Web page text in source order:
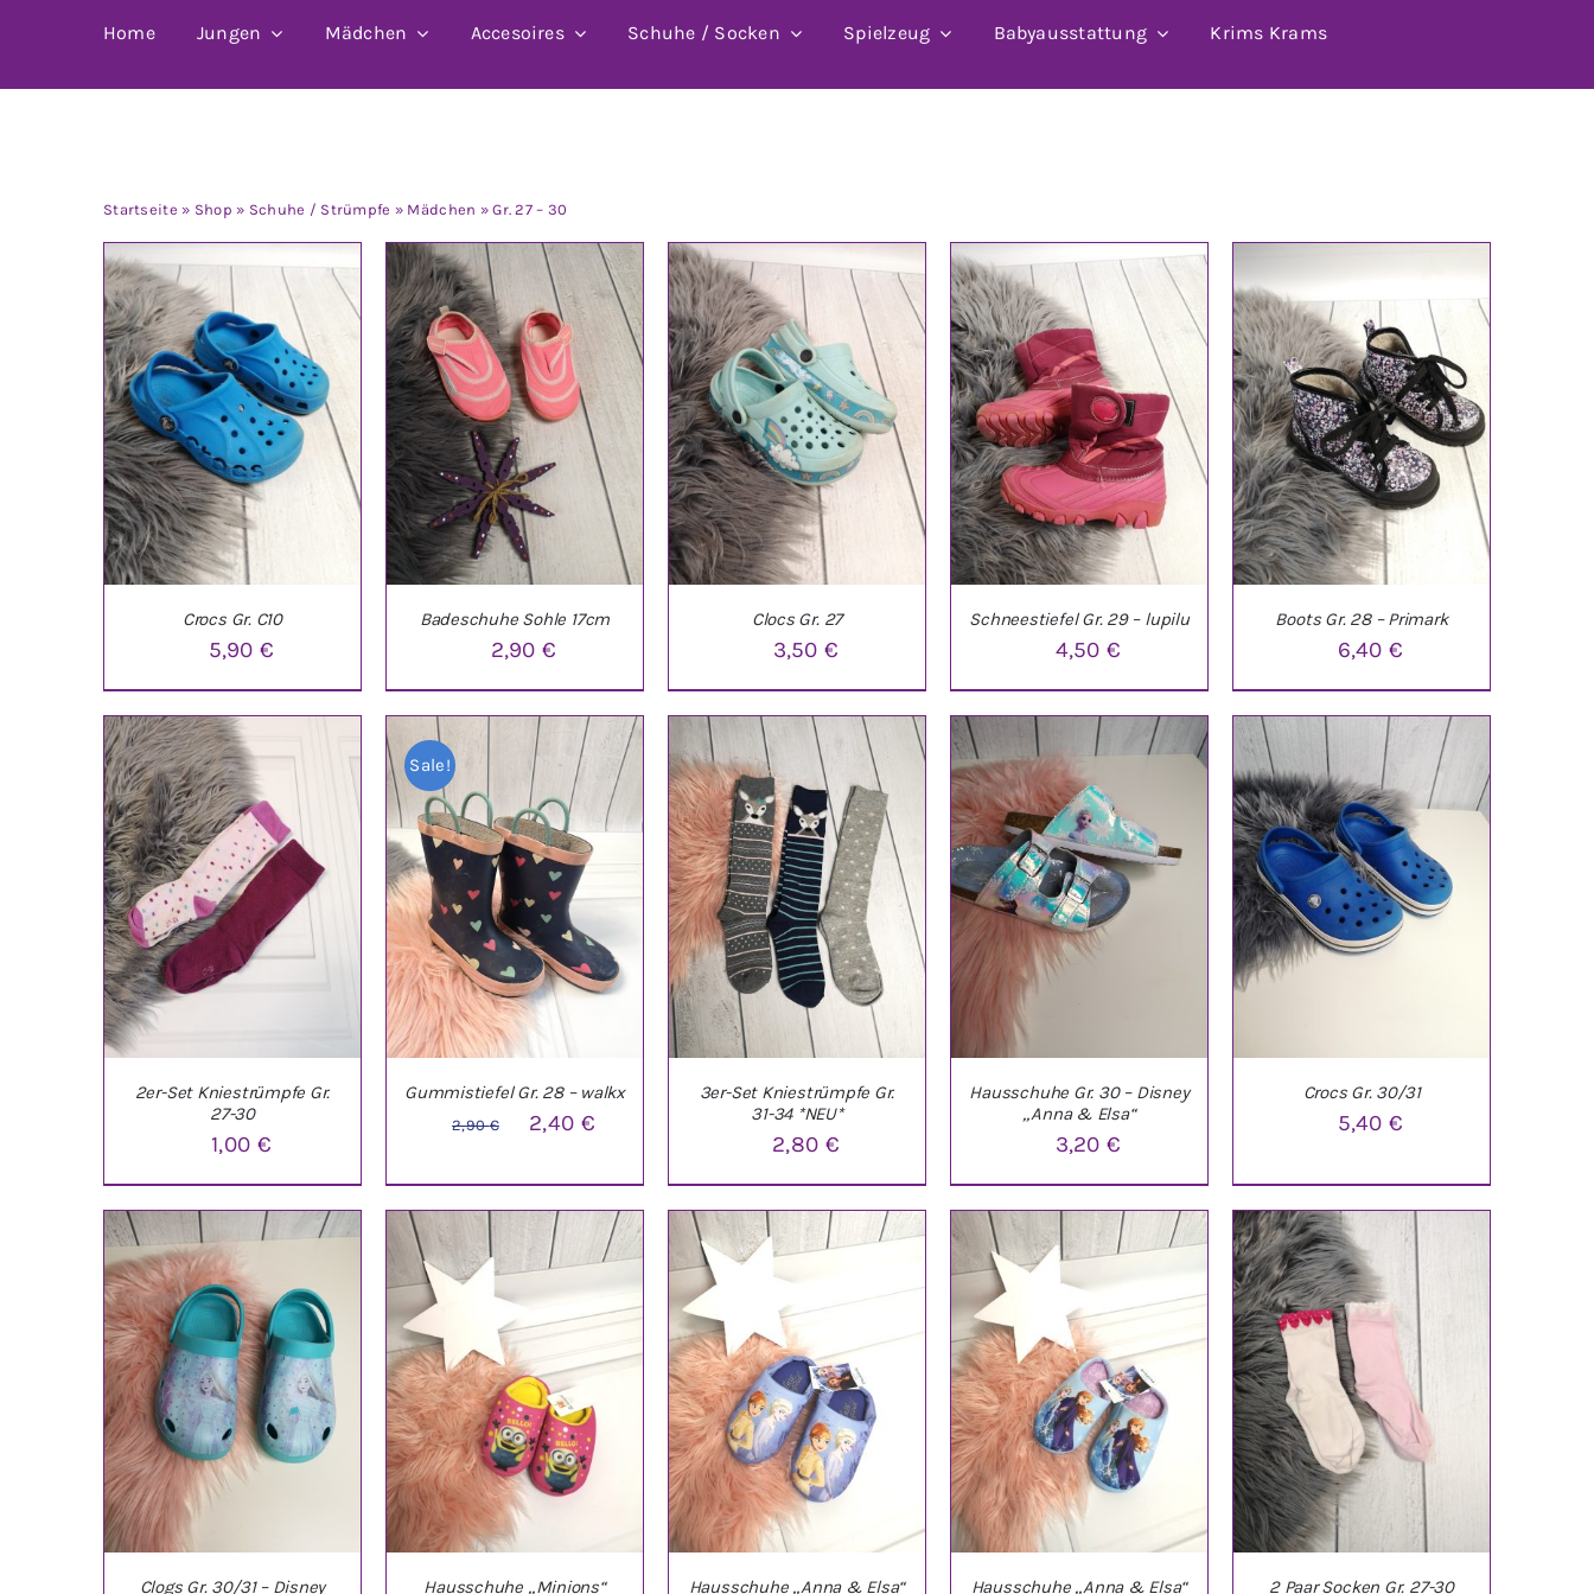
Home Jungen Mädchen Accesoires Schuhe / Socken Spielzeug Babyausstattung Krims Krams
Startseite » Shop » Schuhe / Strümpfe » Mädchen »Gr. 27 – 30
IN DEN WARENKORB
DETAILS
Crocs Gr. C10
5,90€
IN DEN WARENKORB
DETAILS
Badeschuhe Sohle 17cm
2,90€
IN DEN WARENKORB
/
DETAILS
Clocs Gr. 27
3,50€
IN DEN WARENKORB
/
DETAILS
Schneestiefel Gr. 29 – lupilu
4,50€
IN DEN WARENKORB
/
DETAILS
Boots Gr. 28 – Primark
6,40€
IN DEN WARENKORB
DETAILS
2er-Set Kniestrümpfe Gr.
27-30
1,00 €
Sale!
IN DEN WARENKORB
DETAILS
Gummistiefel Gr. 28 – walkx
2,90€
Ursprünglicher
war:
2,90 €
2,40 €Aktueller
ist:
2,40 €.
IN DEN WARENKORB
DETAILS
3er-Set Kniestrümpfe Gr.
31-34 *NEU*
2,80 €
IN DEN WARENKORB
DETAILS
Hausschuhe Gr. 30 – Disney
„Anna & Elsa“
3,20€
IN DEN WARENKORB
DETAILS
Crocs Gr. 30/31
5,40€
Clogs Gr. 30/31 – Disney
Hausschuhe „Minions“
Hausschuhe „Anna & Elsa“
Hausschuhe „Anna & Elsa“
2 Paar Socken Gr. 27-30